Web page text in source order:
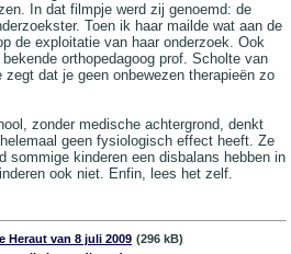
In dat filmpje werd zij genoemd: de
Toen ik haar mailde wat aan de
de exploitatie van haar onderzoek. Ook
orthopedagoog prof. Scholte van
dat je geen onbewezen therapieën zo
zonder medische achtergrond, denkt
geen fysiologisch effect heeft. Ze
sommige kinderen een disbalans hebben in
ook niet. Enfin, lees het zelf.
Heraut van 8 juli 2009 (296 kB)